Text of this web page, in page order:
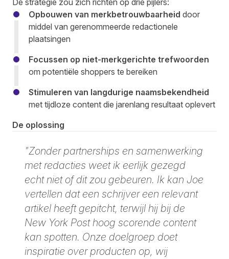
De strategie zou zich richten op drie pijlers:
Opbouwen van merkbetrouwbaarheid door
middel van gerenommeerde redactionele
plaatsingen
Focussen op niet-merkgerichte trefwoorden
om potentiële shoppers te bereiken
Stimuleren van langdurige naamsbekendheid
met tijdloze content die jarenlang resultaat oplevert
De oplossing
"Zonder partnerships en samenwerking
met redacties weet ik eerlijk gezegd
echt niet of dit zou gebeuren. Ik kan Joe
vertellen dat een schrijver een relevant
artikel heeft gepitcht, terwijl hij bij de
New York Post hoog scorende content
kan spotten. Onze doelgroep doet
inspiratie over producten op, wij